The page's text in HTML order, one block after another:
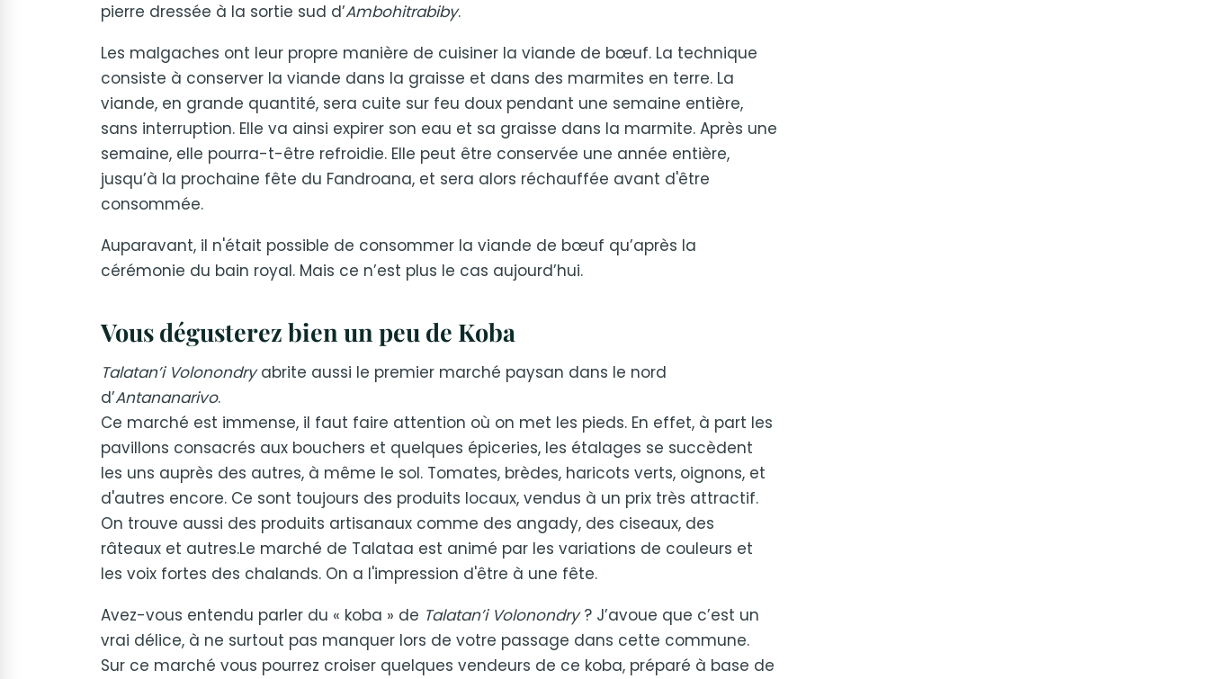
pierre dressée à la sortie sud d’Ambohitrabiby.
Les malgaches ont leur propre manière de cuisiner la viande de bœuf. La technique
consiste à conserver la viande dans la graisse et dans des marmites en terre. La
viande, en grande quantité, sera cuite sur feu doux pendant une semaine entière,
sans interruption. Elle va ainsi expirer son eau et sa graisse dans la marmite. Après une
semaine, elle pourra-t-être refroidie. Elle peut être conservée une année entière,
jusqu’à la prochaine fête du Fandroana, et sera alors réchauffée avant d'être
consommée.
Auparavant, il n'était possible de consommer la viande de bœuf qu’après la
cérémonie du bain royal. Mais ce n’est plus le cas aujourd’hui.
Vous dégusterez bien un peu de Koba
Talatan’i Volonondryabrite aussi le premier marché paysan dans le nord
d’Antananarivo.
Ce marché est immense, il faut faire attention où on met les pieds. En effet, à part les
pavillons consacrés aux bouchers et quelques épiceries, les étalages se succèdent
les uns auprès des autres, à même le sol. Tomates, brèdes, haricots verts, oignons, et
d'autres encore. Ce sont toujours des produits locaux, vendus à un prix très attractif.
On trouve aussi des produits artisanaux comme des angady, des ciseaux, des
râteaux et autres.Le marché de Talataa est animé par les variations de couleurs et
les voix fortes des chalands. On a l'impression d'être à une fête.
Avez-vous entendu parler du « koba » de Talatan’i Volonondry? J’avoue que c’est un
vrai délice, à ne surtout pas manquer lors de votre passage dans cette commune.
Sur ce marché vous pourrez croiser quelques vendeurs de ce koba, préparé à base de